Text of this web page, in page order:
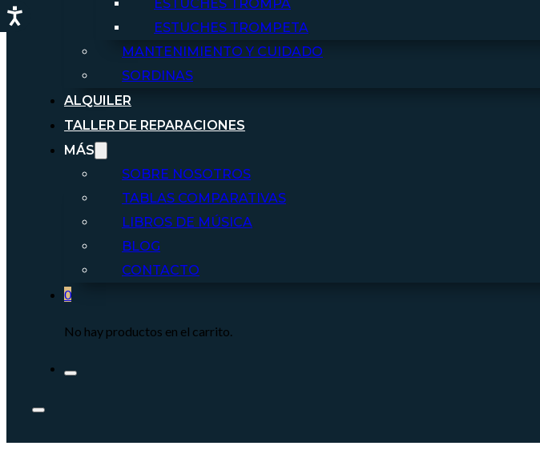
ESTUCHES TROMPA
ESTUCHES TROMPETA
MANTENIMIENTO Y CUIDADO
SORDINAS
ALQUILER
TALLER DE REPARACIONES
MÁS
SOBRE NOSOTROS
TABLAS COMPARATIVAS
LIBROS DE MÚSICA
BLOG
CONTACTO
0
No hay productos en el carrito.